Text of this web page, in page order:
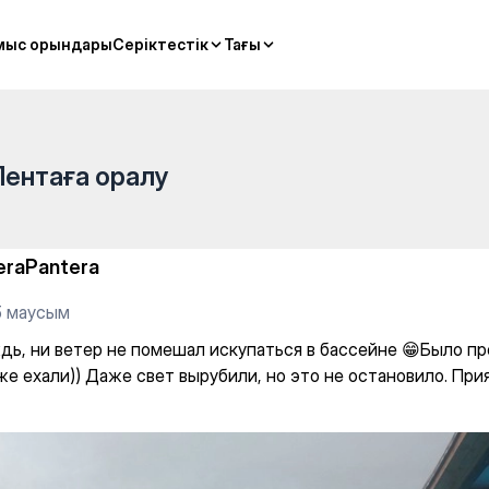
орындарыСеріктестік Тағы
орындарыСеріктестік Тағы
искупаться в бассейне
оралу
маусым
ни ветер не помешал искупаться в бассейне 😁Было
ехали)) Даже свет вырубили, но это не остановило.